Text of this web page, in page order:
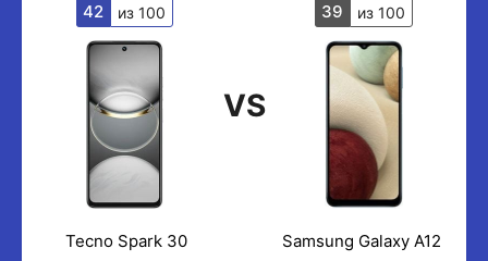
42 из 100
VS
39 из 100
Tecno Spark 30 Samsung Galaxy A12